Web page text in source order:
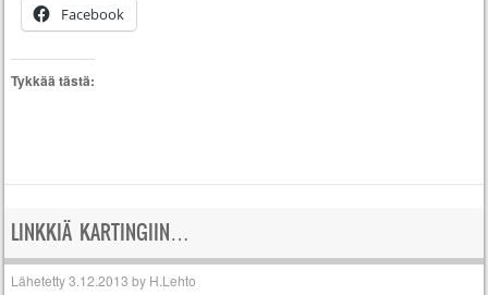
Facebook
Tykkää tästä:
LINKKIÄ KARTINGIIN…
Lähetetty3.12.2013 by H.Lehto